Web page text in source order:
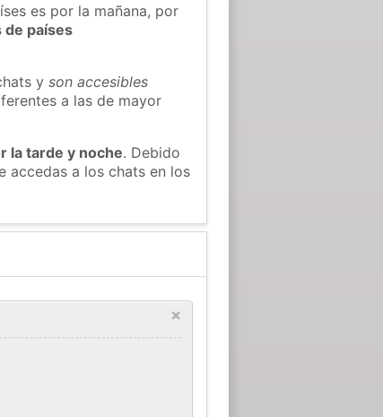
es por la mañana, por
países
yson accesibles
a las de mayor
la tarde y noche. Debido
accedas a los chats en los
×